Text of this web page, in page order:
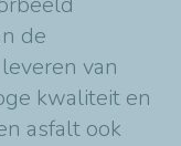
de
van
kwaliteit en
asfalt ook